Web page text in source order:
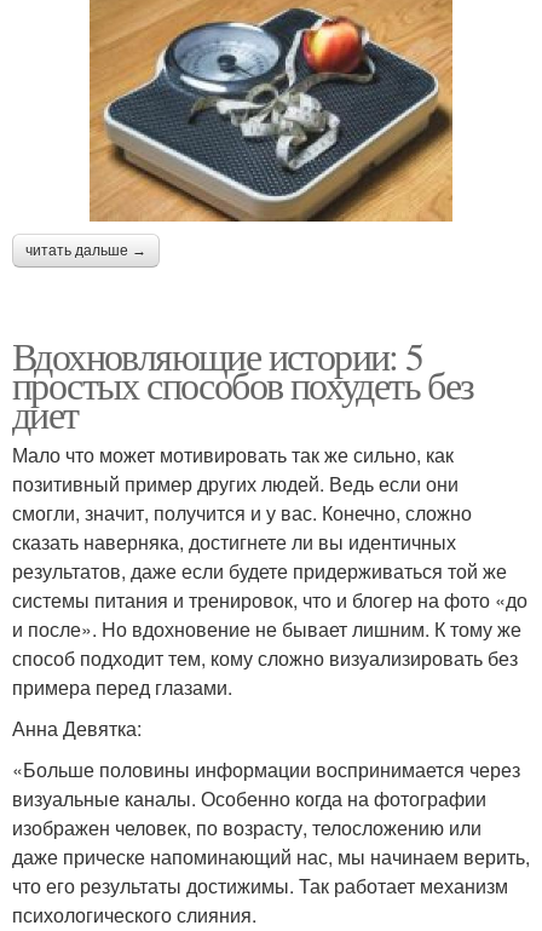
читать дальше →
Вдохновляющие истории: 5
простых способов похудеть без
диет
Мало что может мотивировать так же сильно, как
позитивный пример других людей. Ведь если они
смогли, значит, получится и у вас. Конечно, сложно
сказать наверняка, достигнете ли вы идентичных
результатов, даже если будете придерживаться той же
системы питания и тренировок, что и блогер на фото «до
и после». Но вдохновение не бывает лишним. К тому же
способ подходит тем, кому сложно визуализировать без
примера перед глазами.
Анна Девятка:
«Больше половины информации воспринимается через
визуальные каналы. Особенно когда на фотографии
изображен человек, по возрасту, телосложению или
даже прическе напоминающий нас, мы начинаем верить,
что его результаты достижимы. Так работает механизм
психологического слияния.